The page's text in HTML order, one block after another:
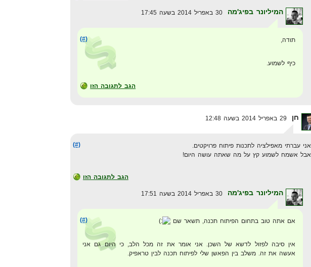
המיליונר בפיג'מה
(#) תודה,
כיף לשמוע.
הגב לתגובה הזו
חן
(#)
אני עברתי מאפילציה לתכנות פיתוח פרויקטים.
אבל אשמח לשמוע קץ על מה שאתה עושה היום!
הגב לתגובה הזו
המיליונר בפיג'מה
(#) אם אתה טוב בתחום הפיתוח תכנה, תשאר שם
אין סיבה לפזול לדשא של השכן. אני אומר את זה מכל הלב, כי היום גם אני
אעשה את זה. משלב בין הפאשן שלי לפיתוח תכנה לבין טראפיק.